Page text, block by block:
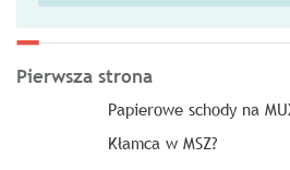
Pierwsza strona
Papierowe schody na
Kłamca w MSZ?